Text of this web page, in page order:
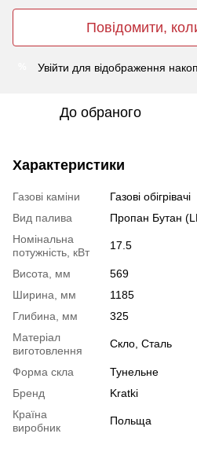
Повідомити,
Увійти для відображення
До обраного
Характеристики
Газові каміни
Газові обігрівачі
Вид палива
Пропан Бутан
Номінальна
потужність, кВт
17.5
Висота, мм
569
Ширина, мм
1185
Глибина, мм
325
Матеріал
виготовлення
Скло, Сталь
Форма скла
Тунельне
Бренд
Kratki
Країна
виробник
Польща